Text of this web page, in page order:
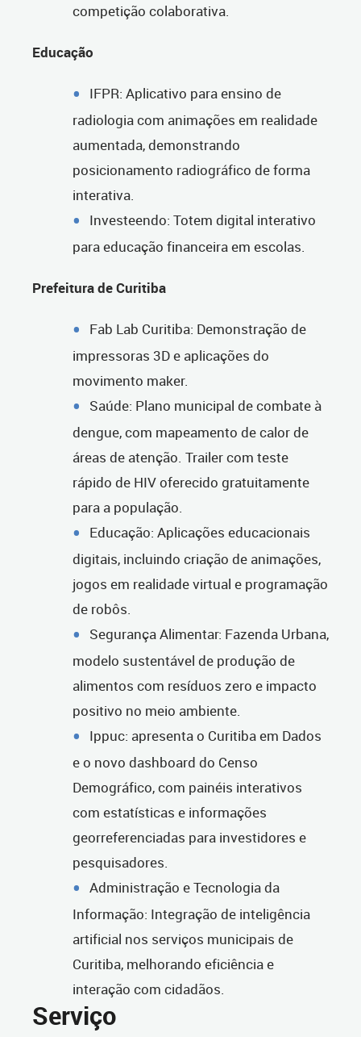
competição colaborativa.
Educação
IFPR: Aplicativo para ensino de
radiologia com animações em realidade
aumentada, demonstrando
posicionamento radiográfico de forma
interativa.
Investeendo: Totem digital interativo
para educação financeira em escolas.
Prefeitura de Curitiba
Fab Lab Curitiba: Demonstração de
impressoras 3D e aplicações do
movimento maker.
Saúde: Plano municipal de combate à
dengue, com mapeamento de calor de
áreas de atenção. Trailer com teste
rápido de HIV oferecido gratuitamente
para a população.
Educação: Aplicações educacionais
digitais, incluindo criação de animações,
jogos em realidade virtual e programação
de robôs.
Segurança Alimentar: Fazenda Urbana,
modelo sustentável de produção de
alimentos com resíduos zero e impacto
positivo no meio ambiente.
Ippuc: apresenta o Curitiba em Dados
e o novo dashboard do Censo
Demográfico, com painéis interativos
com estatísticas e informações
georreferenciadas para investidores e
pesquisadores.
Administração e Tecnologia da
Informação: Integração de inteligência
artificial nos serviços municipais de
Curitiba, melhorando eficiência e
interação com cidadãos.
Serviço